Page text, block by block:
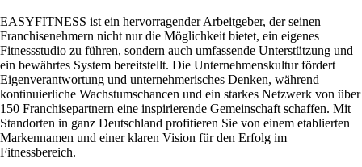
EASYFITNESS ist ein hervorragender Arbeitgeber, der seinen
Franchisenehmern nicht nur die Möglichkeit bietet, ein eigenes
Fitnessstudio zu führen, sondern auch umfassende Unterstützung und
ein bewährtes System bereitstellt. Die Unternehmenskultur fördert
Eigenverantwortung und unternehmerisches Denken, während
kontinuierliche Wachstumschancen und ein starkes Netzwerk von über
150 Franchisepartnern eine inspirierende Gemeinschaft schaffen. Mit
Standorten in ganz Deutschland profitieren Sie von einem etablierten
Markennamen und einer klaren Vision für den Erfolg im
Fitnessbereich.